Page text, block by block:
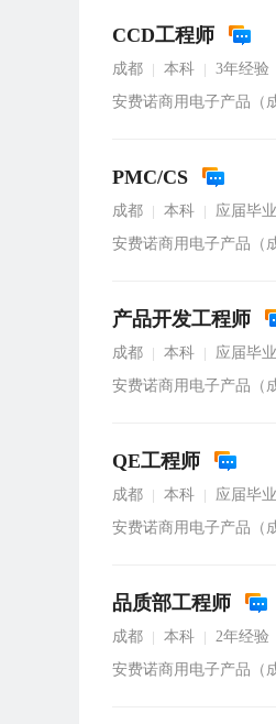
CCD工程师
成都 本科 3年经验
安费诺商用电子产品（
PMC/CS
成都 本科 应届毕
安费诺商用电子产品（
产品开发工程师
成都 本科 应届毕
安费诺商用电子产品（
QE工程师
成都 本科 应届毕
安费诺商用电子产品（
品质部工程师
成都 本科 2年经验
安费诺商用电子产品（